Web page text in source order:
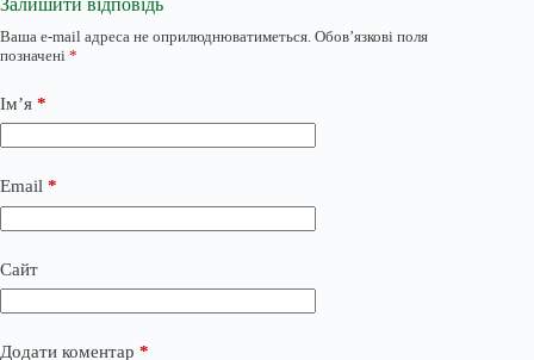
Ваша e-mail адреса не оприлюднюватиметься. Обов’язкові поля
позначені *
Ім’я *
Email *
Сайт
Додати коментар *